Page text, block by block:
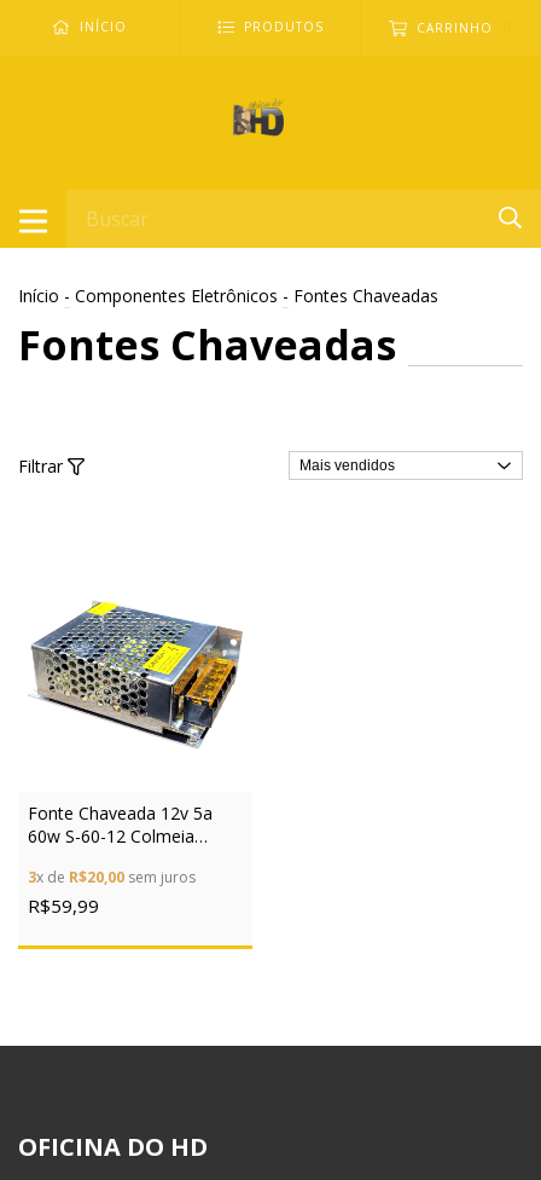
INÍCIO PRODUTOS CARRINHO
Início - Componentes Eletrônicos - Fontes Chaveadas
Fontes Chaveadas
Filtrar
Fonte Chaveada 12v 5a
60w S-60-12 Colmeia
3x de R$20,00 sem juros
R$59,99
OFICINA DO HD